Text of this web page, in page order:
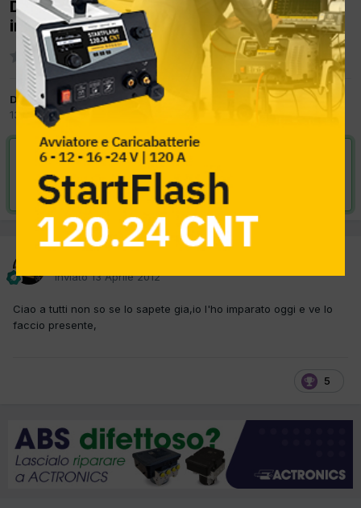
Diesel] richiamo casa costruttrice per
iniettori
Da dragxel
13 Aprile 2012in
VAI ALLA SOLUZIONE
Risolta da dragxel,7 Maggio 2012
Inviato13 Aprile 2012
Ciao a tutti non so se lo sapete gia,io l'ho imparato oggi e ve lo
faccio presente,
5